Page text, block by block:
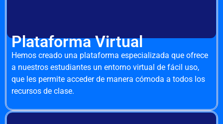
Plataforma Virtual
Hemos creado una plataforma especializada que ofrece
a nuestros estudiantes un entorno virtual de fácil uso,
que les permite acceder de manera cómoda a todos los
recursos de clase.